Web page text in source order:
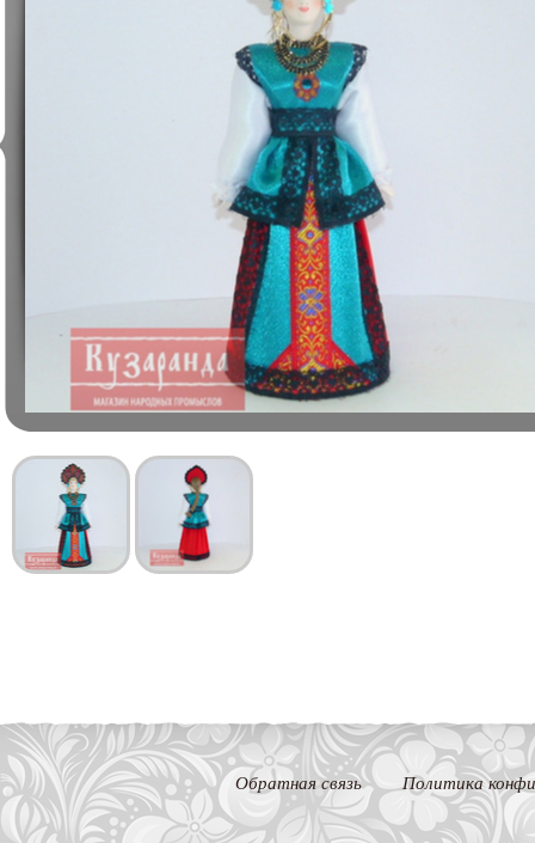
Обратная связь Политика